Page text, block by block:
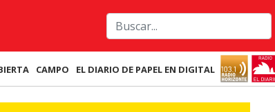
CAMPO EL DIARIO DE PAPEL EN DIGITAL